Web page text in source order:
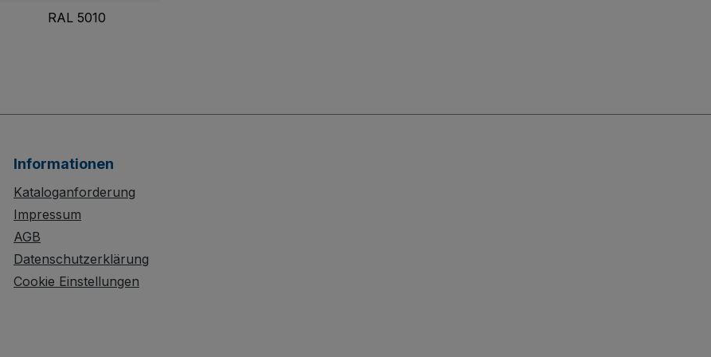
RAL 5010
Informationen
Kataloganforderung
Impressum
AGB
Datenschutzerklärung
Cookie Einstellungen